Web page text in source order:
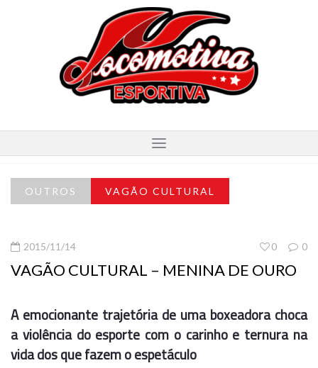
OUTROS VAGÃO CULTURAL
2015/11/14 0
0
VAGÃO CULTURAL – MENINA DE OURO
A emocionante trajetória de uma boxeadora choca
a violência do esporte com o carinho e ternura na
vida dos que fazem o espetáculo